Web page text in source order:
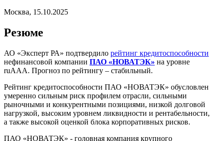
Москва, 15.10.2025
Резюме
АО «Эксперт РА» подтвердило рейтинг кредитоспособности
нефинансовой компании ПАО «НОВАТЭК» на уровне
ruAAА. Прогноз по рейтингу – стабильный.
Рейтинг кредитоспособности ПАО «НОВАТЭК» обусловлен
умеренно сильным риск профилем отрасли, сильными
рыночными и конкурентными позициями, низкой долговой
нагрузкой, высоким уровнем ликвидности и рентабельности,
а также высокой оценкой блока корпоративных рисков.
ПАО «НОВАТЭК» - головная компания крупного